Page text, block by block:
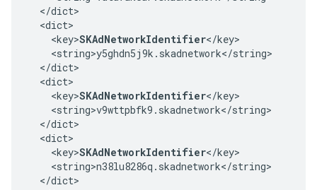
  </dict>
  <dict>
    <key>
SKAdNetworkIdentifier</key>
    <string>y5ghdn5j9k.skadnetwork</string>
  </dict>
  <dict>
    <key>
SKAdNetworkIdentifier</key>
    <string>v9wttpbfk9.skadnetwork</string>
  </dict>
  <dict>
    <key>
SKAdNetworkIdentifier</key>
    <string>n38lu8286q.skadnetwork</string>
  </dict>